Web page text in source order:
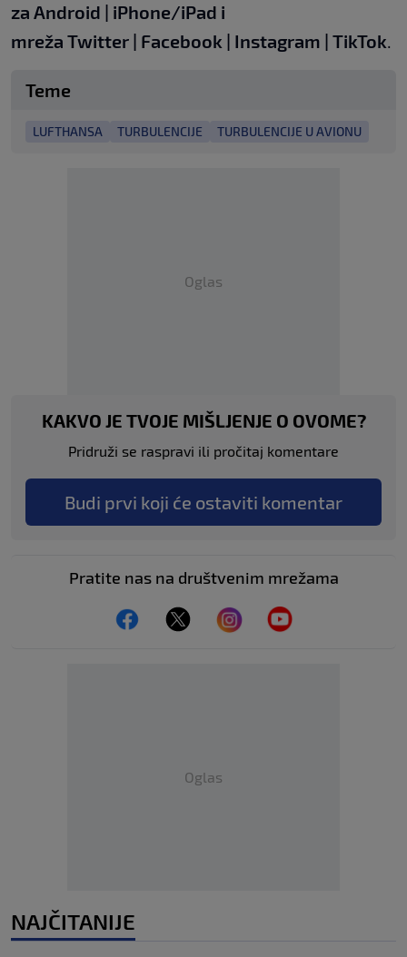
za Android | iPhone/iPad i
mreža Twitter | Facebook | Instagram | TikTok.
Teme
LUFTHANSA TURBULENCIJE TURBULENCIJE U AVIONU
Oglas
KAKVO JE TVOJE MIŠLJENJE O OVOME?
Pridruži se raspravi ili pročitaj komentare
Budi prvi koji će ostaviti komentar
Pratite nas na društvenim mrežama
Oglas
NAJČITANIJE